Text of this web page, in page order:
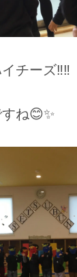
チーズ‼️‼️
ね😊✨